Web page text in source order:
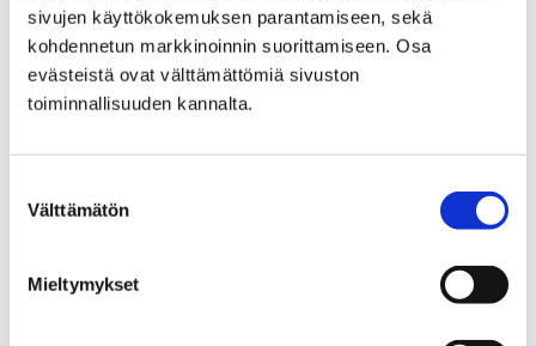
sivujen käyttökokemuksen parantamiseen, sekä
kohdennetun markkinoinnin suorittamiseen. Osa
evästeistä ovat välttämättömiä sivuston
toiminnallisuuden kannalta.
valinta
Välttämätön
Mieltymykset
Rosenlew-museossa
22 maaliskuun, 2018
vietetään lauantaina 24. maaliskuuta kello 11 Rosenlew-